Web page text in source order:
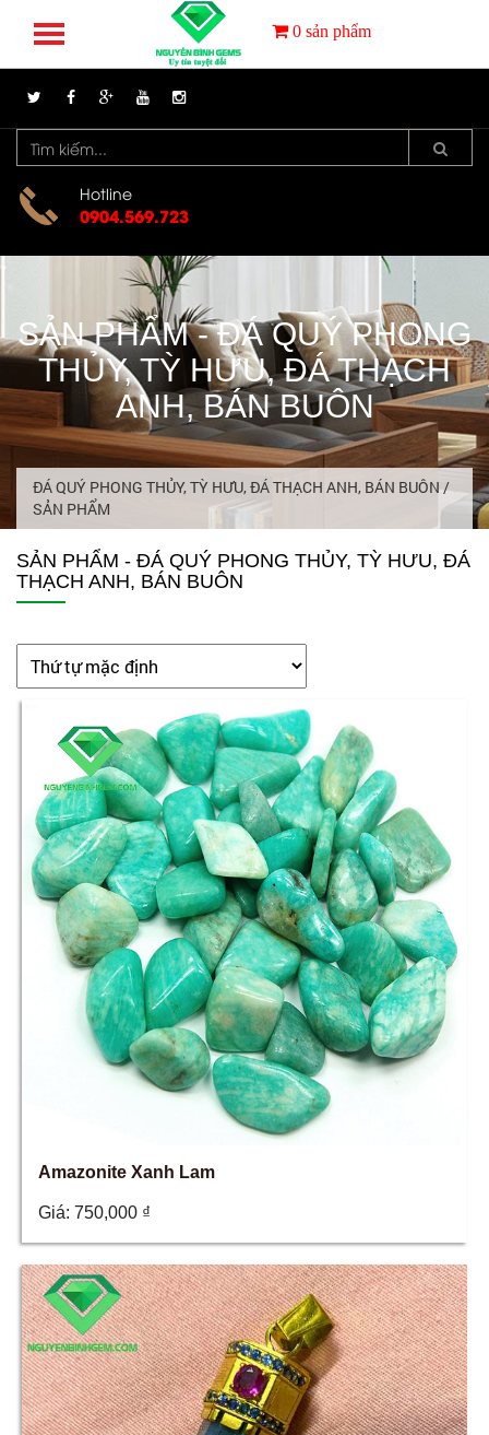
0 sản phẩm
Hotline
0904.569.723
SẢN PHẨM - ĐÁ QUÝ PHONG
THỦY, TỲ HƯU, ĐÁ THẠCH
ANH, BÁN BUÔN
ĐÁ QUÝ PHONG THỦY, TỲ HƯU, ĐÁ THẠCH ANH, BÁN BUÔN/
SẢN PHẨM
SẢN PHẨM - ĐÁ QUÝ PHONG THỦY, TỲ HƯU, ĐÁ
THẠCH ANH, BÁN BUÔN
Amazonite Xanh Lam
Giá: 750,000 ₫